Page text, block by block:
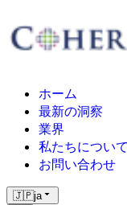
ホーム
最新の洞察
業界
私たちについて
お問い合わせ
🇯🇵ja